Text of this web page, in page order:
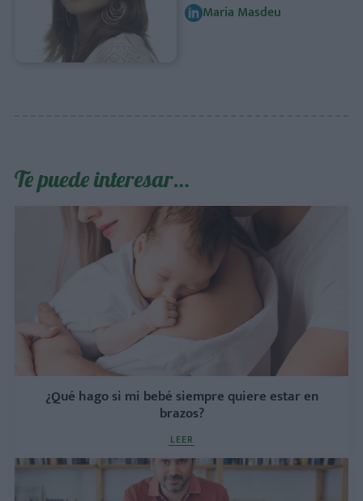
Maria Masdeu
Te puede interesar…
¿Qué hago si mi bebé siempre quiere estar en
brazos?
LEER